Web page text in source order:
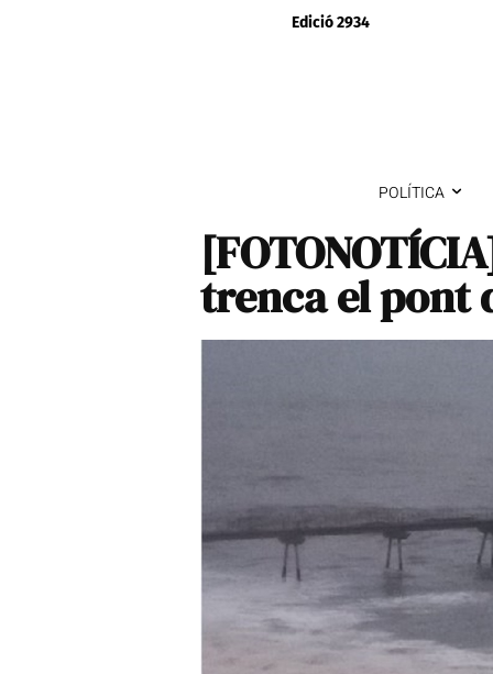
Edició 2934
POLÍTICA
trenca el pont